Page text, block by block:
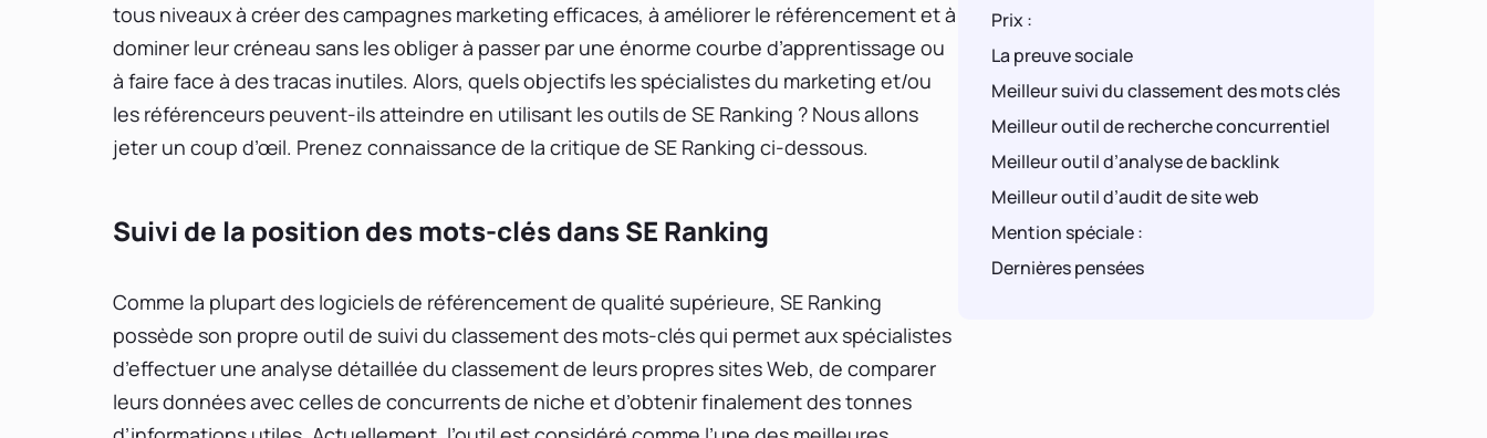
tous niveaux à créer des campagnes marketing efficaces, à améliorer le référencement et à
dominer leur créneau sans les obliger à passer par une énorme courbe d’apprentissage ou
à faire face à des tracas inutiles. Alors, quels objectifs les spécialistes du marketing et/ou
les référenceurs peuvent-ils atteindre en utilisant les outils de SE Ranking ? Nous allons
jeter un coup d’œil. Prenez connaissance de la critique de SE Ranking ci-dessous.
Suivi de la position des mots-clés dans SE Ranking
Comme la plupart des logiciels de référencement de qualité supérieure, SE Ranking
possède son propre outil de suivi du classement des mots-clés qui permet aux spécialistes
d’effectuer une analyse détaillée du classement de leurs propres sites Web, de comparer
leurs données avec celles de concurrents de niche et d’obtenir finalement des tonnes
Prix :
La preuve sociale
Meilleur suivi du classement des mots clés
Meilleur outil de recherche concurrentiel
Meilleur outil d’analyse de backlink
Meilleur outil d’audit de site web
Mention spéciale :
Dernières pensées